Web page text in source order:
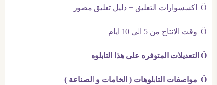
Ö اكسسوارات التعليق + دليل تعليق مصور
Ö وقت الانتاج من 5 الى 10 ايام
Ö التعديلات المتوفره على هذا التابلوه
Ö مواصفات التابلوهات ( الخامات و الصناعة )